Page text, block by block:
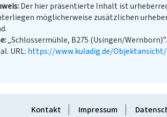
Der hier präsentierte Inhalt ist
möglicherweise zusätzlichen
„Schlossermühle, B275 (Usingen/
URL: https://www.kuladig.de/Objektansicht/
Kontakt Impressum